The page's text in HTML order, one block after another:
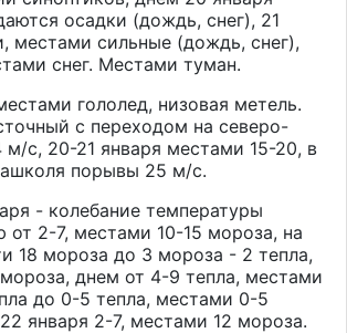
осадки (дождь, снег), 21
местами сильные (дождь, снег),
снег. Местами туман.
гололед, низовая метель.
с переходом на северо-
м/с, 20-21 января местами 15-20, в
порывы 25 м/с.
- колебание температуры
от 2-7, местами 10-15 мороза, на
18 мороза до 3 мороза - 2 тепла,
днем от 4-9 тепла, местами
до 0-5 тепла, местами 0-5
января 2-7, местами 12 мороза.